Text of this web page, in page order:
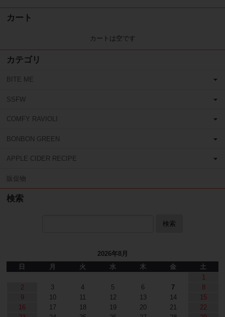
カート
カートは空です
カテゴリ
BITE ME
SSFW
COMFY RAVIOLI
BONBON GREEN
APPLE CIDER RECIPE
販促物
検索
検索
2026年8月
日
月 火 水 木 金
土
1
2
3 4 5 6 7
8
9
10 11 12 13 14
15
16
17 18 19 20 21
22